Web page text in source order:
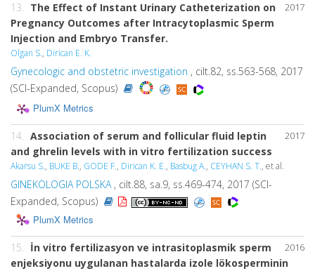
2017
13. The Effect of Instant Urinary Catheterization on
Pregnancy Outcomes after Intracytoplasmic Sperm
Injection and Embryo Transfer.
Olgan S., Dirican E. K.
Gynecologic and obstetric investigation , cilt.82, ss.563-568, 2017
(SCI-Expanded, Scopus)
PlumX Metrics
2017
14. Association of serum and follicular fluid leptin
and ghrelin levels with in vitro fertilization success
Akarsu S., BUKE B., GODE F., Dirican K. E., Basbug A., CEYHAN S. T., et al.
GINEKOLOGIA POLSKA, cilt.88, sa.9, ss.469-474, 2017 (SCI-
Expanded, Scopus)
PlumX Metrics
2016
15. İn vitro fertilizasyon ve intrasitoplasmik sperm
enjeksiyonu uygulanan hastalarda izole lökosperminin